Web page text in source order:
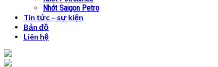
Nhớt Saigon Petro
Tin tức – sự kiện
Bản đồ
Liên hệ